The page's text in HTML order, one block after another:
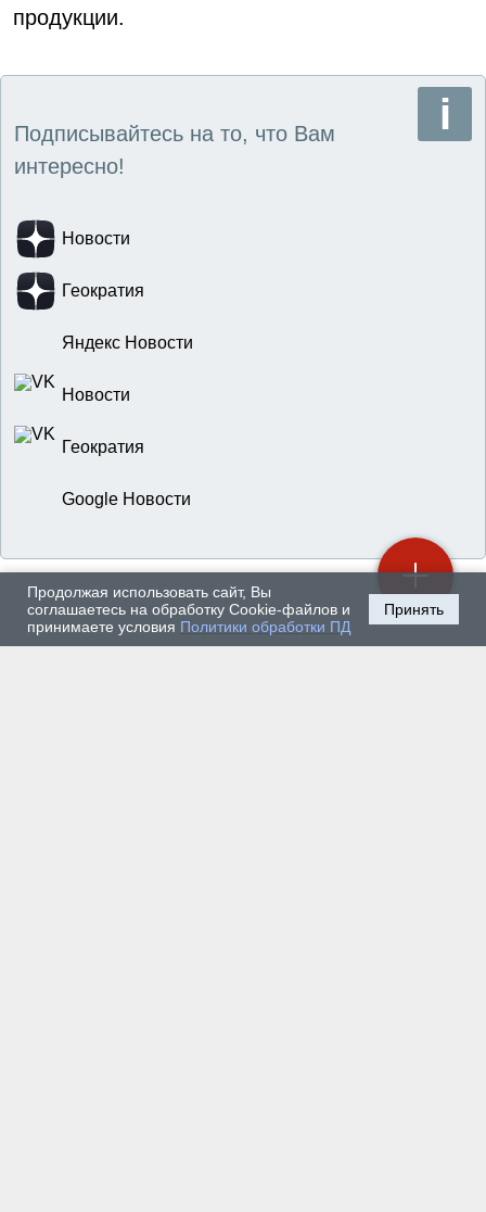
продукции.
Подписывайтесь на то, что Вам
интересно!
Новости
Геократия
Яндекс Новости
Новости
Геократия
Google Новости
Продолжая использовать сайт, Вы
соглашаетесь на обработку Cookie-файлов и
принимаете условия Политики обработки ПД
Принять